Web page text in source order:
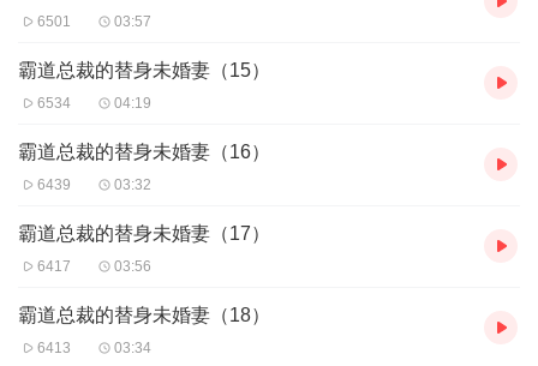
6501 03:57
霸道总裁的替身未婚妻（15）
6534 04:19
霸道总裁的替身未婚妻（16）
6439 03:32
霸道总裁的替身未婚妻（17）
6417 03:56
霸道总裁的替身未婚妻（18）
6413 03:34